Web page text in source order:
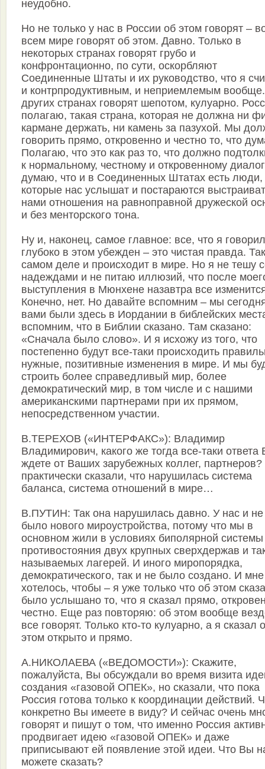
неудобно.
Но не только у нас в России об этом говорят –
всем мире говорят об этом. Давно. Только в
некоторых странах говорят грубо и
конфронтационно, по сути, оскорбляют
Соединенные Штаты и их руководство, что я
и контрпродуктивным, и неприемлемым
других странах говорят шепотом, кулуарно.
полагаю, такая страна, которая не должна ни
кармане держать, ни камень за пазухой. Мы
говорить прямо, откровенно и честно то, что
Полагаю, что это как раз то, что должно
к нормальному, честному и откровенному
думаю, что и в Соединенных Штатах есть люди,
которые нас услышат и постараются
нами отношения на равноправной дружеской
и без менторского тона.
Ну и, наконец, самое главное: все, что я
глубоко в этом убежден – это чистая правда.
самом деле и происходит в мире. Но я не тешу
надеждами и не питаю иллюзий, что после
выступления в Мюнхене назавтра все
Конечно, нет. Но давайте вспомним – мы
вами были здесь в Иордании в библейских
вспомним, что в Библии сказано. Там сказано:
«Сначала было слово». И я исхожу из того, что
постепенно будут все-таки происходить
нужные, позитивные изменения в мире. И мы
строить более справедливый мир, более
демократический мир, в том числе и с нашими
американскими партнерами при их прямом,
непосредственном участии.
В.ТЕРЕХОВ («ИНТЕРФАКС»): Владимир
Владимирович, какого же тогда все-таки ответа
ждете от Ваших зарубежных коллег,
практически сказали, что нарушилась система
баланса, система отношений в мире…
В.ПУТИН: Так она нарушилась давно. У нас и не
было нового мироустройства, потому что мы в
основном жили в условиях биполярной
противостояния двух крупных сверхдержав и
называемых лагерей. И иного миропорядка,
демократического, так и не было создано. И
хотелось, чтобы – я уже только что об этом
было услышано то, что я сказал прямо,
честно. Еще раз повторяю: об этом вообще
все говорят. Только кто-то кулуарно, а я сказал
этом открыто и прямо.
А.НИКОЛАЕВА («ВЕДОМОСТИ»): Скажите,
пожалуйста, Вы обсуждали во время визита
создания «газовой ОПЕК», но сказали, что пока
Россия готова только к координации действий.
конкретно Вы имеете в виду? И сейчас очень
говорят и пишут о том, что именно Россия
продвигает идею «газовой ОПЕК» и даже
приписывают ей появление этой идеи. Что Вы
можете сказать?